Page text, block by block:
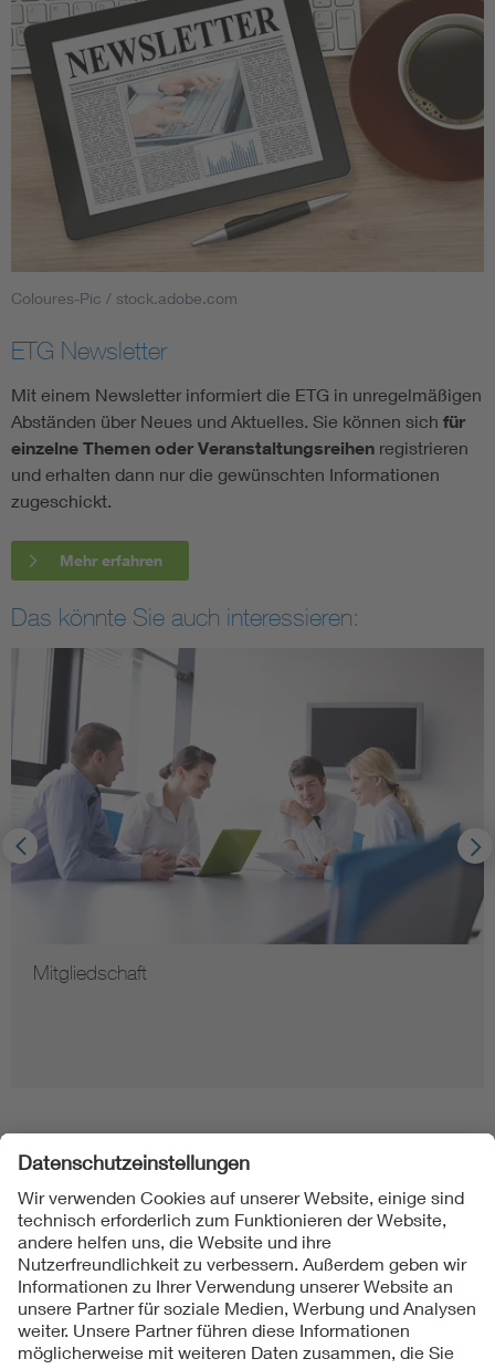
Coloures-Pic / stock.adobe.com
ETG Newsletter
Mit einem Newsletter informiert die ETG in unregelmäßigen
Abständen über Neues und Aktuelles. Sie können sich für
einzelne Themen oder Veranstaltungsreihen registrieren
und erhalten dann nur die gewünschten Informationen
zugeschickt.
Mehr erfahren
Das könnte Sie auch interessieren:
Mitgliedschaft
Folgen Sie uns